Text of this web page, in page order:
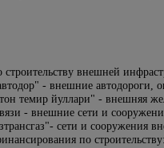
строительству внешней
- внешние автодороги,
темир йуллари" - внешняя
- внешние сети и
сети и сооружения
по строительству: